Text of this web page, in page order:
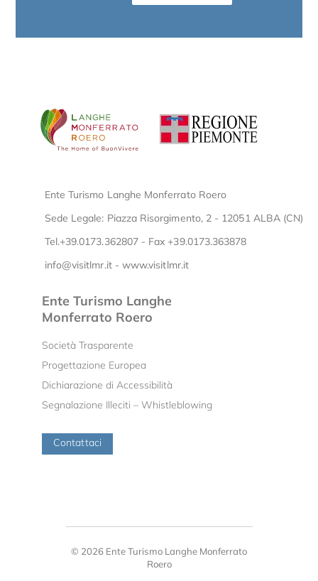
Ente Turismo Langhe Monferrato Roero
Sede Legale: Piazza Risorgimento, 2 - 12051 ALBA (CN)
Tel.+39.0173.362807 - Fax +39.0173.363878
info@visitlmr.it- www.visitlmr.it
Ente Turismo Langhe
Monferrato Roero
Società Trasparente
Progettazione Europea
Dichiarazione di Accessibilità
Segnalazione Illeciti – Whistleblowing
Contattaci
© 2026 Ente Turismo Langhe Monferrato
Roero